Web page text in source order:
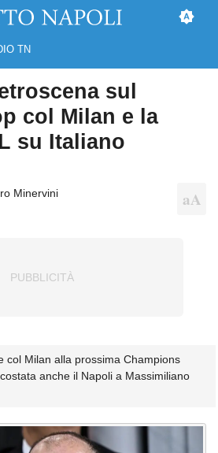
TN
sul
col Milan e la
su Italiano
Minervini
col Milan alla prossima Champions
anche il Napoli a Massimiliano